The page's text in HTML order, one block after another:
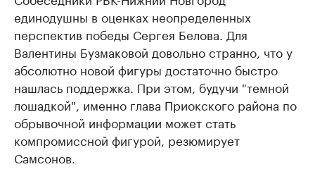
единодушны в оценках неопределенных
перспектив победы Сергея Белова. Для
Валентины Бузмаковой довольно странно, что у
абсолютно новой фигуры достаточно быстро
нашлась поддержка. При этом, будучи "темной
лошадкой", именно глава Приокского района по
обрывочной информации может стать
компромиссной фигурой, резюмирует
Самсонов.